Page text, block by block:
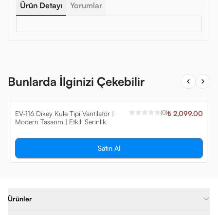
Ürün Detayı Yorumlar
Bunlarda İlginizi Çekebilir
EV-116 Dikey Kule Tipi Vantilatör |
Modern Tasarım | Etkili Serinlik
(0)₺ 2,099.00
Satın Al
Ürünler